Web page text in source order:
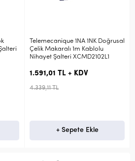
Telemecanique 1NA 1NK Doğrusal
Çelik Makaralı 1m Kablolu
Nihayet Şalteri XCMD2102L1
1.591,01 TL + KDV
4.339,11 TL
+ Sepete Ekle